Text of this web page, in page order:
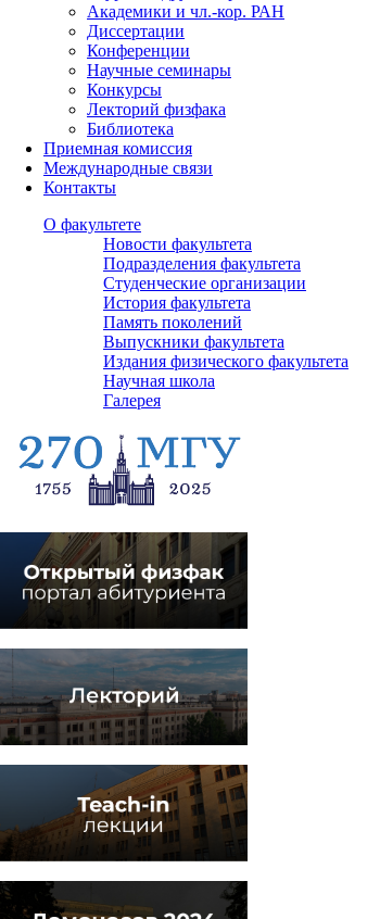
Академики и чл.-кор. РАН
Диссертации
Конференции
Научные семинары
Конкурсы
Лекторий физфака
Библиотека
Приемная комиссия
Международные связи
Контакты
О факультете
Новости факультета
Подразделения факультета
Студенческие организации
История факультета
Память поколений
Выпускники факультета
Издания физического факультета
Научная школа
Галерея